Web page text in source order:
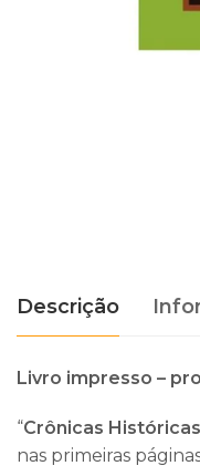
Descrição
Livro impresso –
“Crônicas
nas primeiras